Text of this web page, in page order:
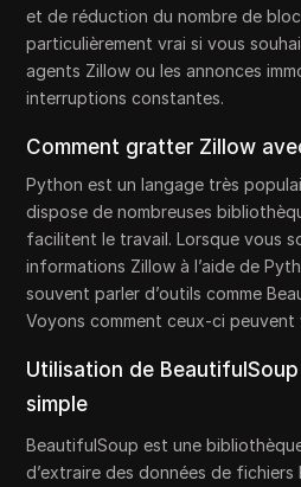
et de réduction du nombre de
particulièrement vrai si vous
agents Zillow ou les annonces
interruptions constantes.
Comment gratter Zillow
Python est un langage très
dispose de nombreuses
facilitent le travail. Lorsque vous
informations Zillow à l’aide de
souvent parler d’outils comme
Voyons comment ceux-ci peuvent
Utilisation de
simple
BeautifulSoup est une
d’extraire des données de fichiers